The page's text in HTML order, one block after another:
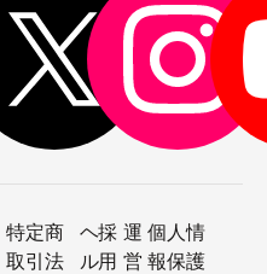
特定商
取引法
ヘ
ル
採
用
運
営
個人情
報保護